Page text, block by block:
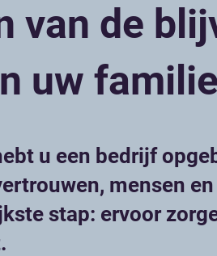
van de
uw familie
u een bedrijf
mensen
stap: ervoor